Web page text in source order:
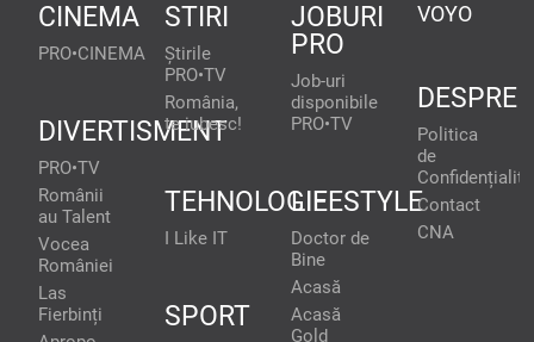
CINEMA
PRO•CINEMA
DIVERTISMENT
PRO•TV
Românii
au Talent
Vocea
României
Las
Fierbinți
STIRI
Știrile
PRO•TV
România,
te iubesc!
TEHNOLOGIE
I Like IT
SPORT
JOBURI
PRO
Job-uri
disponibile
PRO•TV
LIFESTYLE
Doctor de
Bine
Acasă
Acasă
Gold
VOYO
DESPRE
Politica
de
Contact
CNA